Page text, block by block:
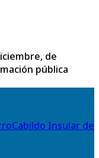
de
pública
Cabildo Insular de